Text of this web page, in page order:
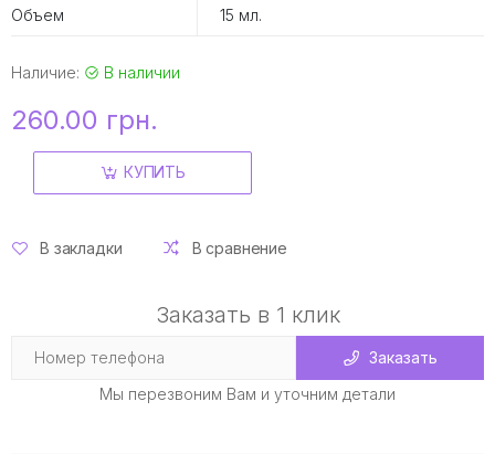
Объем 15 мл.
Наличие: В наличии
260.00 грн.
КУПИТЬ
В закладки В сравнение
Заказать в 1 клик
Заказать
Мы перезвоним Вам и уточним детали